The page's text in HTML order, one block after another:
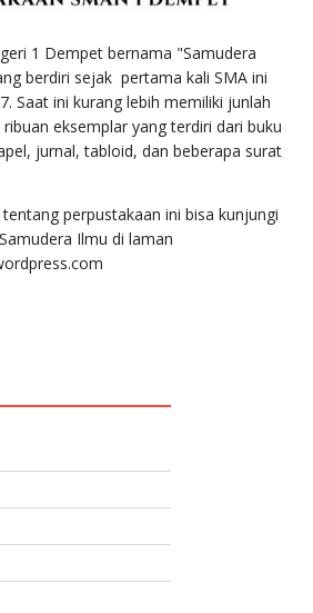
1 Dempet bernama "Samudera
berdiri sejak pertama kali SMA ini
Saat ini kurang lebih memiliki junlah
eksemplar yang terdiri dari buku
jurnal, tabloid, dan beberapa surat
perpustakaan ini bisa kunjungi
Ilmu di laman